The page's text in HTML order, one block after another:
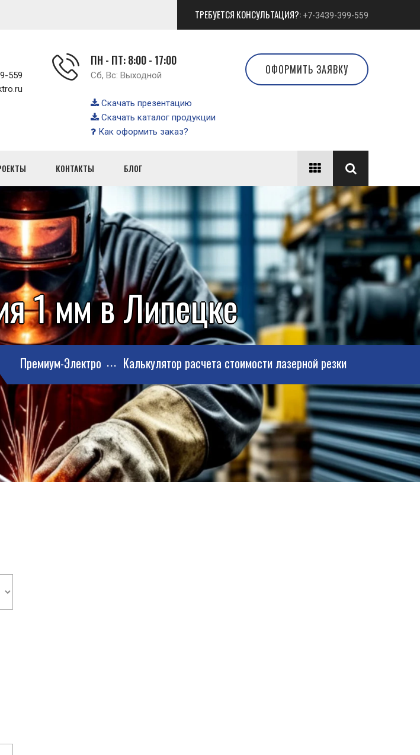
ТРЕБУЕТСЯ КОНСУЛЬТАЦИЯ?: +7-3439-399-559
559
ПН - ПТ: 8:00 - 17:00
Сб, Вс: Выходной
Скачать презентацию
Скачать каталог продукции
Как оформить заказ?
ОФОРМИТЬ ЗАЯВКУ
КОНТАКТЫ БЛОГ
1 мм в Липецке
Премиум-Электро Калькулятор расчета стоимости лазерной резки